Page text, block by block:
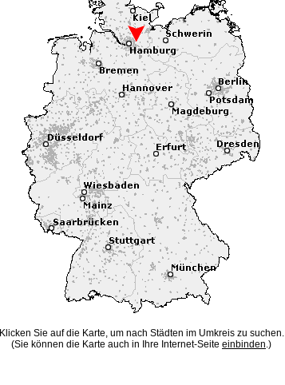
Klicken Sie auf die Karte, um nach Städten im Umkreis zu suchen.
(Sie können die Karte auch in Ihre Internet-Seite einbinden.)